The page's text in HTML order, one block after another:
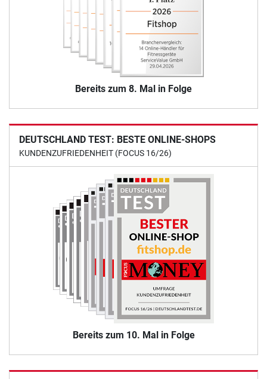
Bereits zum 8. Mal in Folge
DEUTSCHLAND TEST: BESTE ONLINE-SHOPS
KUNDENZUFRIEDENHEIT (FOCUS 16/26)
Bereits zum 10. Mal in Folge